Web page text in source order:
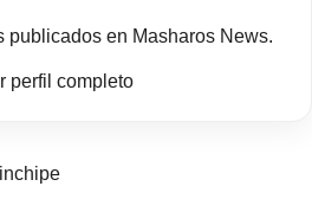
publicados en Masharos News.
perfil completo